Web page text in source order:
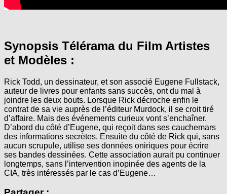
Synopsis Télérama du Film Artistes
et Modèles :
Rick Todd, un dessinateur, et son associé Eugene Fullstack,
auteur de livres pour enfants sans succès, ont du mal à
joindre les deux bouts. Lorsque Rick décroche enfin le
contrat de sa vie auprès de l’éditeur Murdock, il se croit tiré
d’affaire. Mais des événements curieux vont s’enchaîner.
D’abord du côté d’Eugene, qui reçoit dans ses cauchemars
des informations secrètes. Ensuite du côté de Rick qui, sans
aucun scrupule, utilise ses données oniriques pour écrire
ses bandes dessinées. Cette association aurait pu continuer
longtemps, sans l’intervention inopinée des agents de la
CIA, très intéressés par le cas d’Eugene…